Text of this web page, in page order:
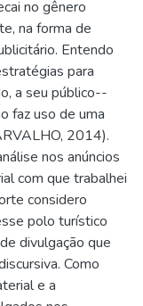
no gênero
na forma de
Entendo
para
a seu público--
faz uso de uma
2014).
nos anúncios
com que trabalhei
considero
polo turístico
divulgação que
Como
e a